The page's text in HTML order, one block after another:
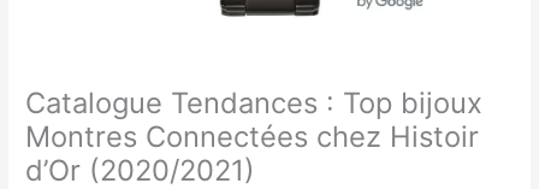
Catalogue Tendances : Top bijoux
Montres Connectées chez Histoir
d’Or (2020/2021)